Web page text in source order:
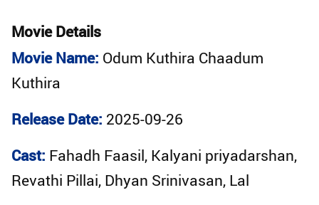
Movie Details
Movie Name: Odum Kuthira Chaadum
Kuthira
Release Date: 2025-09-26
Cast: Fahadh Faasil, Kalyani priyadarshan,
Revathi Pillai, Dhyan Srinivasan, Lal